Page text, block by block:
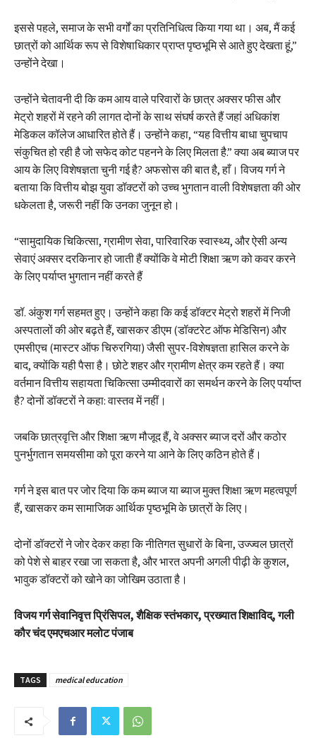
इससे पहले, समाज के सभी वर्गों का प्रतिनिधित्व किया गया था। अब, मैं कई
छात्रों को आर्थिक रूप से विशेषाधिकार प्राप्त पृष्ठभूमि से आते हुए देखता हूं,”
उन्होंने देखा।
उन्होंने चेतावनी दी कि कम आय वाले परिवारों के छात्र अक्सर फीस और
मेट्रो शहरों में रहने की लागत दोनों के साथ संघर्ष करते हैं जहां अधिकांश
मेडिकल कॉलेज आधारित होते हैं। उन्होंने कहा, “यह वित्तीय बाधा चुपचाप
संकुचित हो रही है जो सफेद कोट पहनने के लिए मिलता है.” क्या अब ब्याज पर
आय के लिए विशेषज्ञता चुनी गई है? अफसोस की बात है, हाँ। विजय गर्ग ने
बताया कि वित्तीय बोझ युवा डॉक्टरों को उच्च भुगतान वाली विशेषज्ञता की ओर
धकेलता है, जरूरी नहीं कि उनका जुनून हो।
“सामुदायिक चिकित्सा, ग्रामीण सेवा, पारिवारिक स्वास्थ्य, और ऐसी अन्य
सेवाएं अक्सर दरकिनार हो जाती हैं क्योंकि वे मोटी शिक्षा ऋण को कवर करने
के लिए पर्याप्त भुगतान नहीं करते हैं
डॉ. अंकुश गर्ग सहमत हुए। उन्होंने कहा कि कई डॉक्टर मेट्रो शहरों में निजी
अस्पतालों की ओर बढ़ते हैं, खासकर डीएम (डॉक्टरेट ऑफ मेडिसिन) और
एमसीएच (मास्टर ऑफ चिरुरगिया) जैसी सुपर-विशेषज्ञता हासिल करने के
बाद, क्योंकि यही पैसा है। छोटे शहर और ग्रामीण क्षेत्र कम रहते हैं। क्या
वर्तमान वित्तीय सहायता चिकित्सा उम्मीदवारों का समर्थन करने के लिए पर्याप्त
है? दोनों डॉक्टरों ने कहा: वास्तव में नहीं।
जबकि छात्रवृत्ति और शिक्षा ऋण मौजूद हैं, वे अक्सर ब्याज दरों और कठोर
पुनर्भुगतान समयसीमा को पूरा करने या आने के लिए कठिन होते हैं।
गर्ग ने इस बात पर जोर दिया कि कम ब्याज या ब्याज मुक्त शिक्षा ऋण महत्वपूर्ण
हैं, खासकर कम सामाजिक आर्थिक पृष्ठभूमि के छात्रों के लिए।
दोनों डॉक्टरों ने जोर देकर कहा कि नीतिगत सुधारों के बिना, उज्ज्वल छात्रों
को पेशे से बाहर रखा जा सकता है, और भारत अपनी अगली पीढ़ी के कुशल,
भावुक डॉक्टरों को खोने का जोखिम उठाता है।
विजय गर्ग सेवानिवृत्त प्रिंसिपल, शैक्षिक स्तंभकार, प्रख्यात शिक्षाविद्, गली
कौर चंद एमएचआर मलोट पंजाब
TAGS medical education